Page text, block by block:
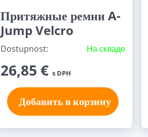
Притяжные ремни A-
Jump Velcro
Dostupnost: На складе
26,85 € s DPH
Добавить в корзину